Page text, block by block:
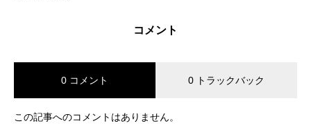
コメント
0 コメント 0 トラックバック
この記事へのコメントはありません。